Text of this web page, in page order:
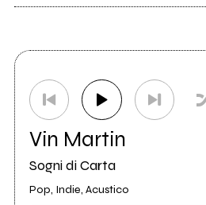
Vin Martin
Sogni di Carta
Pop, Indie, Acustico